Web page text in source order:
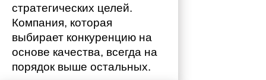
стратегических целей.
Компания, которая
выбирает конкуренцию на
основе качества, всегда на
порядок выше остальных.